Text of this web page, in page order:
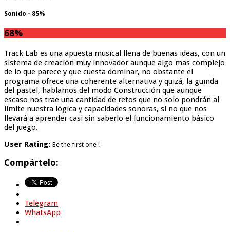
Sonido - 85%
68%
Track Lab es una apuesta musical llena de buenas ideas, con un
sistema de creación muy innovador aunque algo mas complejo
de lo que parece y que cuesta dominar, no obstante el
programa ofrece una coherente alternativa y quizá, la guinda
del pastel, hablamos del modo Construcción que aunque
escaso nos trae una cantidad de retos que no solo pondrán al
límite nuestra lógica y capacidades sonoras, si no que nos
llevará a aprender casi sin saberlo el funcionamiento básico
del juego.
User Rating: Be the first one !
Compártelo:
Telegram
WhatsApp